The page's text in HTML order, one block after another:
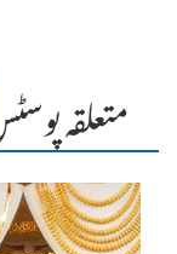
متعلقہ پوسٹس